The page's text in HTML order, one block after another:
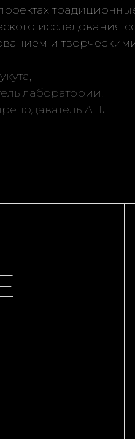
исследования
и
лаборатории,
АПД